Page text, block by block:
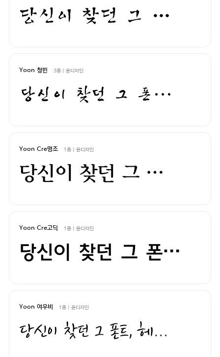
당신이 찾던 그 폰트, 헤매지 말고 바로 폰코!
Yoon 청빈 3종 | 윤디자인
당신이 찾던 그 폰트, 헤매지 말고 바로 폰코!
Yoon Cre명조 1종 | 윤디자인
당신이 찾던 그 폰트, 헤매지 말고 바로 폰코!
Yoon Cre고딕 1종 | 윤디자인
당신이 찾던 그 폰트, 헤매지 말고 바로 폰코!
Yoon 여우비 1종 | 윤디자인
당신이 찾던 그 폰트, 헤매지 말고 바로 폰코!